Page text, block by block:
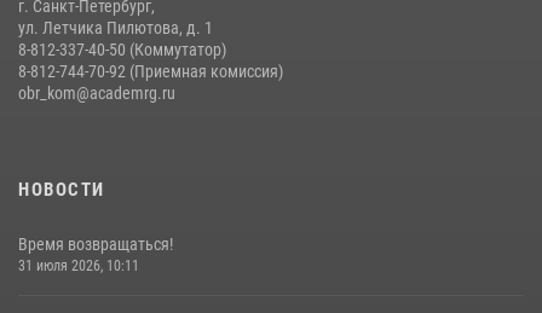
г. Санкт-Петербург,
ул. Летчика Пилютова, д. 1
8-812-337-40-50 (Коммутатор)
8-812-744-70-92 (Приемная комиссия)
obr_kom@academrg.ru
НОВОСТИ
Время возвращаться!
31 июля 2026, 10:11